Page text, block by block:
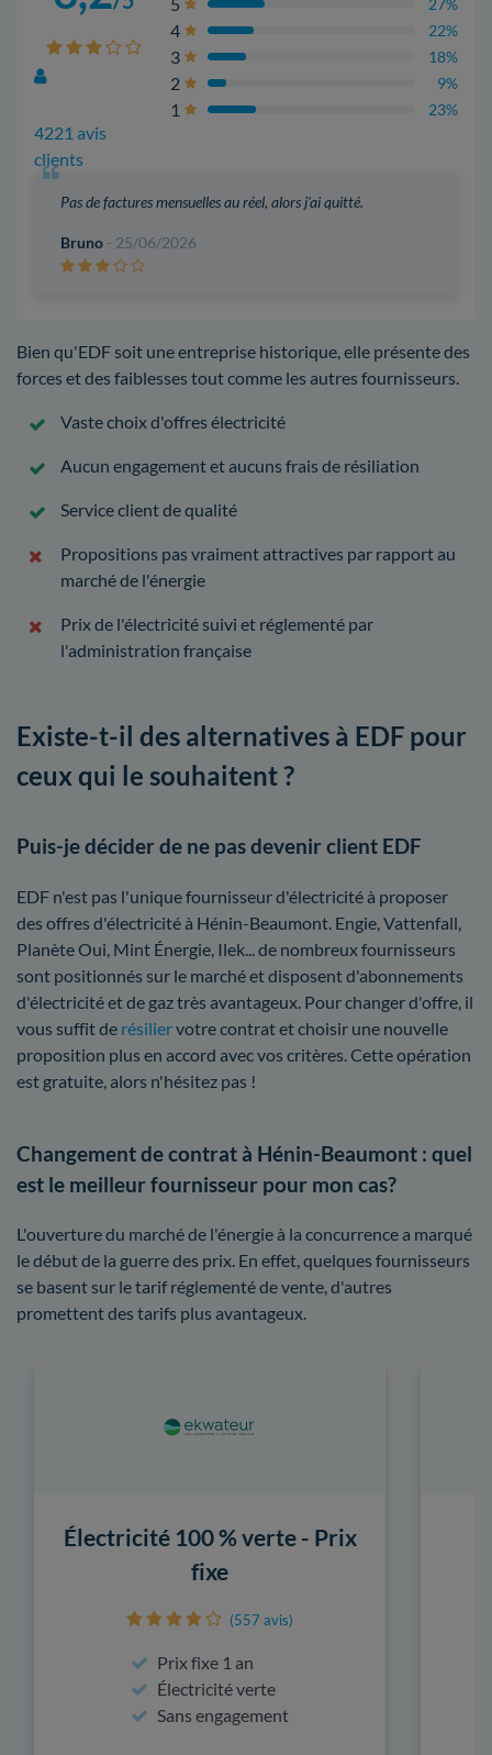
4221 avis
clients
27%
4 22%
3 18%
2 9%
1 23%
Pas de factures mensuelles au réel, alors j'ai quitté.
Bruno - 25/06/2026
Bien qu'EDF soit une entreprise historique, elle présente des
forces et des faiblesses tout comme les autres fournisseurs.
Vaste choix d'offres électricité
Aucun engagement et aucuns frais de résiliation
Service client de qualité
Propositions pas vraiment attractives par rapport au
marché de l'énergie
Prix de l'électricité suivi et réglementé par
l'administration française
Existe-t-il des alternatives à EDF pour
ceux qui le souhaitent ?
Puis-je décider de ne pas devenir client EDF
EDF n'est pas l'unique fournisseur d'électricité à proposer
des offres d'électricité à Hénin-Beaumont. Engie, Vattenfall,
Planète Oui, Mint Énergie, Ilek... de nombreux fournisseurs
sont positionnés sur le marché et disposent d'abonnements
d'électricité et de gaz très avantageux. Pour changer d'offre, il
vous suffit de résiliervotre contrat et choisir une nouvelle
proposition plus en accord avec vos critères. Cette opération
est gratuite, alors n'hésitez pas !
Changement de contrat à Hénin-Beaumont : quel
est le meilleur fournisseur pour mon cas?
L'ouverture du marché de l'énergie à la concurrence a marqué
le début de la guerre des prix. En effet, quelques fournisseurs
se basent sur le tarif réglementé de vente, d'autres
promettent des tarifs plus avantageux.
Électricité 100 % verte - Prix
fixe
(557 avis)
Prix fixe 1 an
Électricité verte
Sans engagement